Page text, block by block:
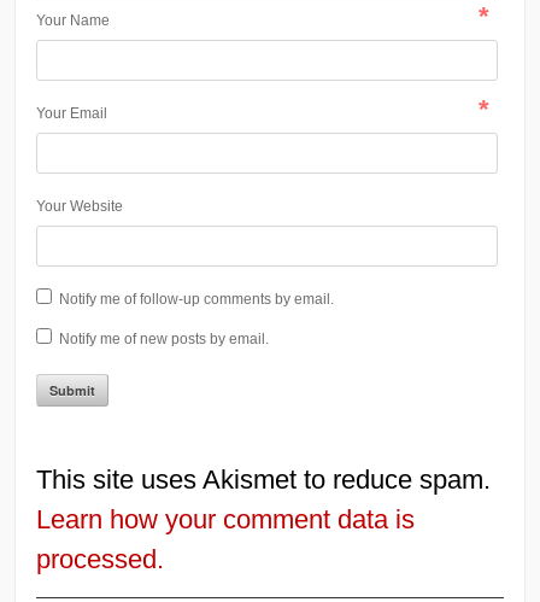
Your Name *
Your Email *
Your Website
Notify me of follow-up comments by email.
Notify me of new posts by email.
This site uses Akismet to reduce spam.
Learn how your comment data is
processed.